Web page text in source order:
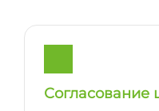
Согласование